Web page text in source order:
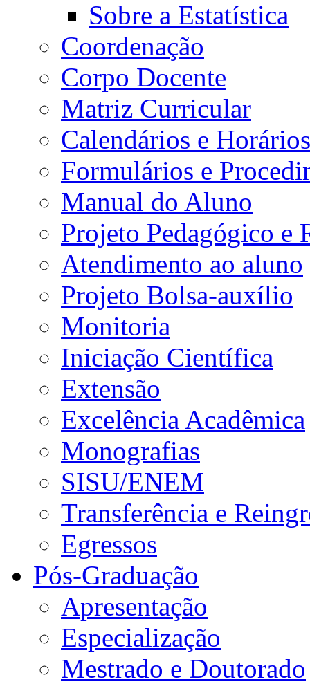
Sobre a Estatística
Coordenação
Corpo Docente
Matriz Curricular
Calendários e Horários
Formulários e
Manual do Aluno
Projeto Pedagógico e
Atendimento ao aluno
Projeto Bolsa-auxílio
Monitoria
Iniciação Científica
Extensão
Excelência Acadêmica
Monografias
SISU/ENEM
Transferência e
Egressos
Pós-Graduação
Apresentação
Especialização
Mestrado e Doutorado